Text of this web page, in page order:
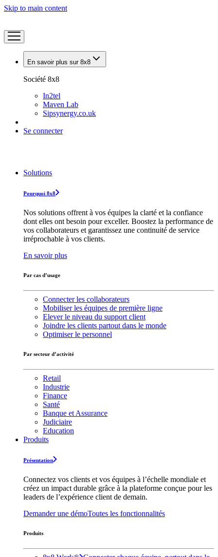
Skip to main content
En savoir plus sur 8x8
Société 8x8
In2tel
Maven Lab
Sipsynergy.co.uk
Se connecter
Solutions
Pourquoi 8x8
Nos solutions offrent à vos équipes la clarté et la confiance
dont elles ont besoin pour exceller. Boostez la performance de
vos collaborateurs et garantissez une continuité de service
irréprochable à vos clients.
En savoir plus
Par cas d’usage
Connecter les collaborateurs
Mobiliser les équipes de première ligne
Elever le niveau du support client
Joindre les clients partout dans le monde
Optimiser le personnel
Par secteur d’activité
Retail
Industrie
Finance
Santé
Banque et Assurance
Judiciaire
Education
Produits
Présentation
Connectez vos clients et vos équipes à l’échelle mondiale et
créez un impact durable grâce à la plateforme conçue pour les
leaders de l’expérience client de demain.
Demander une démoToutes les fonctionnalités
Produits